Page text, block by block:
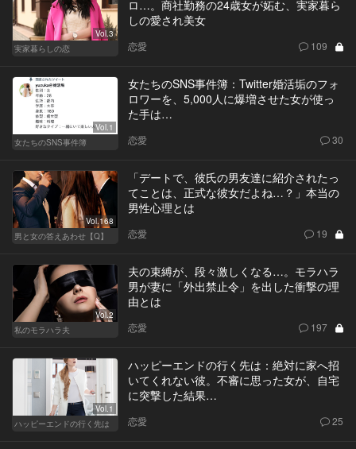
Vol.3
実家暮らしの恋
ロ…。商社勤務の24歳女が妬む、実家暮ら
しの愛され美女
恋愛 109
Vol.1
女たちのSNS事件簿
女たちのSNS事件簿：Twitter婚活垢のフォ
ロワーを、5,000人に爆増させた女が使っ
た手は…
恋愛 30
Vol.168
男と女の答えあわせ【Q】
「デートで、彼氏の男友達に紹介されたっ
てことは、正式な彼女だよね…？」本当の
男性心理とは
恋愛 19
Vol.2
私のモラハラ夫
夫の束縛が、段々激しくなる…。モラハラ
男が妻に「外出禁止令」を出した衝撃の理
由とは
恋愛 197
Vol.1
ハッピーエンドの行く先は
ハッピーエンドの行く先は：絶対に家へ招
いてくれない彼。不審に思った女が、自宅
に突撃した結果…
恋愛 25